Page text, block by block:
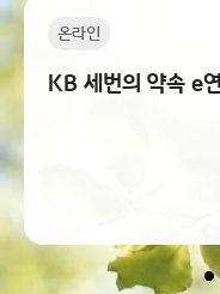
온라인
KB 세번의 약속 e